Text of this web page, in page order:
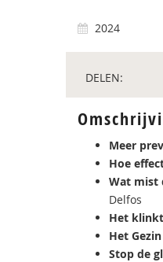
2024
DELEN:
Meer
Hoe
Wat mist
Delfos
Het
Het
Stop de